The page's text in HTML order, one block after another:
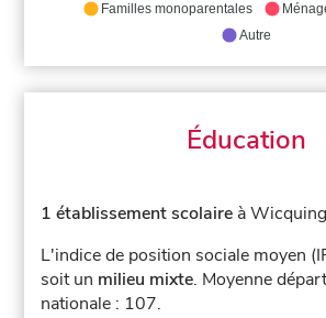
Familles monoparentales
Autre
Éducation
1 établissement scolaire à
L'indice de position sociale moyen
soit un milieu mixte. Moyenne
nationale : 107.